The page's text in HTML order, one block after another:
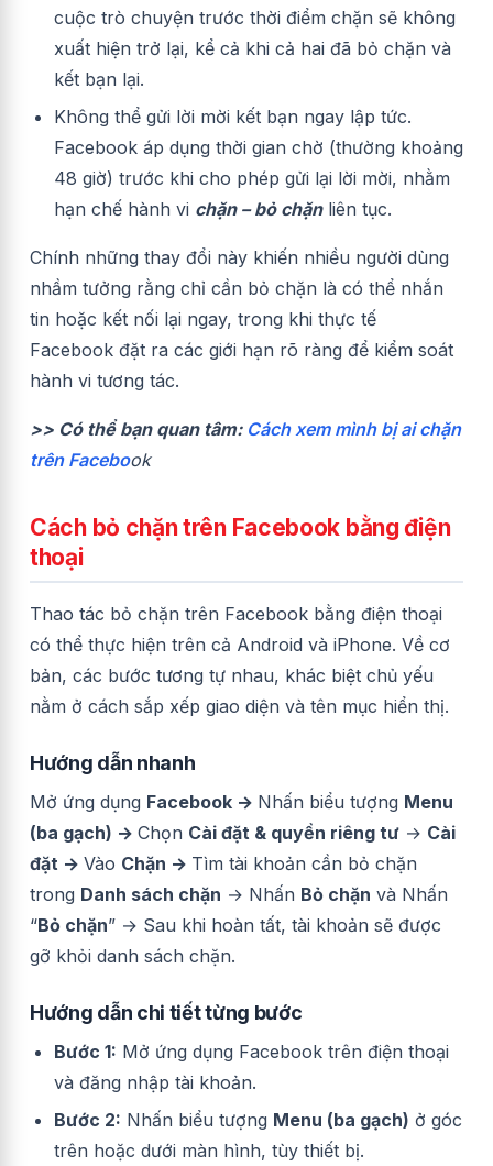
cuộc trò chuyện trước thời điểm chặn sẽ không
xuất hiện trở lại, kể cả khi cả hai đã bỏ chặn và
kết bạn lại.
Không thể gửi lời mời kết bạn ngay lập tức.
Facebook áp dụng thời gian chờ (thường khoảng
48 giờ) trước khi cho phép gửi lại lời mời, nhằm
hạn chế hành vi chặn – bỏ chặnliên tục.
Chính những thay đổi này khiến nhiều người dùng
nhầm tưởng rằng chỉ cần bỏ chặn là có thể nhắn
tin hoặc kết nối lại ngay, trong khi thực tế
Facebook đặt ra các giới hạn rõ ràng để kiểm soát
hành vi tương tác.
>> Có thể bạn quan tâm: Cách xem mình bị ai chặn
trên Facebook
Cách bỏ chặn trên Facebook bằng điện
thoại
Thao tác bỏ chặn trên Facebook bằng điện thoại
có thể thực hiện trên cả Android và iPhone. Về cơ
bản, các bước tương tự nhau, khác biệt chủ yếu
nằm ở cách sắp xếp giao diện và tên mục hiển thị.
Hướng dẫn nhanh
Mở ứng dụng Facebook → Nhấn biểu tượng Menu
(ba gạch) → Chọn Cài đặt & quyền riêng tư → Cài
đặt → Vào Chặn → Tìm tài khoản cần bỏ chặn
trong Danh sách chặn → Nhấn Bỏ chặn và Nhấn
“Bỏ chặn” → Sau khi hoàn tất, tài khoản sẽ được
gỡ khỏi danh sách chặn.
Hướng dẫn chi tiết từng bước
Bước 1: Mở ứng dụng Facebook trên điện thoại
và đăng nhập tài khoản.
Bước 2: Nhấn biểu tượng Menu (ba gạch) ở góc
trên hoặc dưới màn hình, tùy thiết bị.